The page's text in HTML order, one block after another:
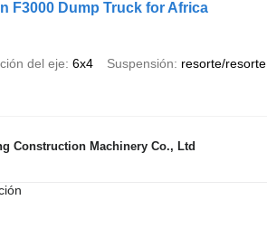
F3000 Dump Truck for Africa
del eje 6x4 Suspensión resorte/resorte
Construction Machinery Co., Ltd